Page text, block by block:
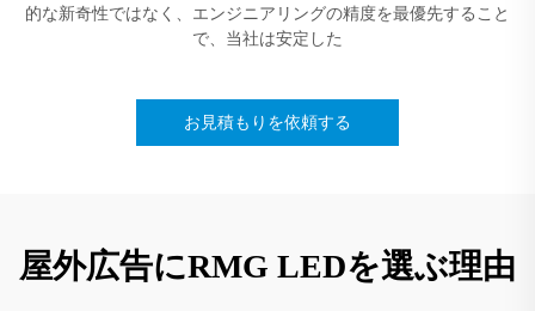
的な新奇性ではなく、エンジニアリングの精度を最優先すること
で、当社は安定した
お見積もりを依頼する
屋外広告にRMG LEDを選ぶ理由